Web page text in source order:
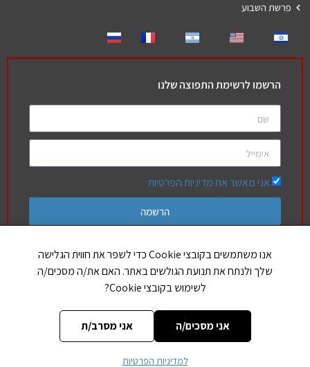
פרשת השבוע
הרשמו לרשימת התפוצה שלנו
אני מאשר את מדיניות הפרטיות
הרשמה
חברים שלנו
אותיות בספר תורה
אנו משתמשים בקובצי Cookie כדי לשפר את חווית הגלישה
שלך ולנתח את תנועת הגולשים באתר. האם את/ה מסכים/ה
לשימוש בקובצי Cookie?
אני מסכים/ה אני מסרב/ת
למדיניות הפרטיות